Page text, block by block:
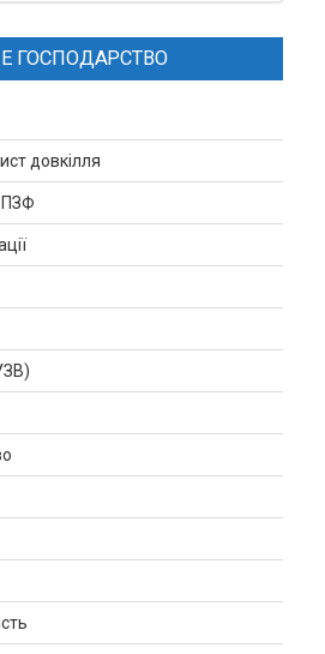
ГОСПОДАРСТВО
довкілля
ПЗФ